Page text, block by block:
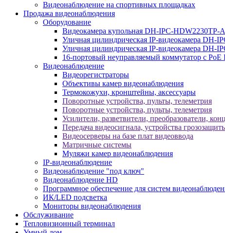
Видеонаблюдение на спортивных площадках
Продажа видеонаблюдения
Оборудование
Видеокамера купольная DH-IPC-HDW2230TP-
Уличная цилиндрическая IP-видеокамера DH-
Уличная цилиндрическая IP-видеокамера DH-
16-портовый неуправляемый коммутатор с РоЕ
Видеонаблюдение
Видеорегистраторы
Объективы камер видеонаблюдения
Термокожухи, кронштейны, аксессуары
Поворотные устройства, пульты, телеметрия
Поворотные устройства, пульты, телеметрия
Усилители, разветвители, преобразователи,
Передача видеосигнала, устройства
Видеосерверы на базе плат видеоввода
Матричные системы
Муляжи камер видеонаблюдения
IP-видеонаблюдение
Видеонаблюдение "под ключ"
Видеонаблюдение HD
Программное обеспечение для систем
ИК/LED подсветка
Мониторы видеонаблюдения
Обслуживание
Тепловизионный терминал